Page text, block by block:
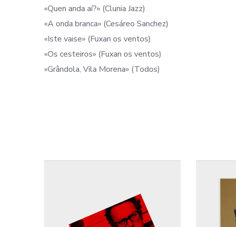
«Quen anda aí?» (Clunia Jazz)
«A onda branca» (Cesáreo Sanchez)
«Iste vaise» (Fuxan os ventos)
«Os cesteiros» (Fuxan os ventos)
«Grândola, Vila Morena» (Todos)